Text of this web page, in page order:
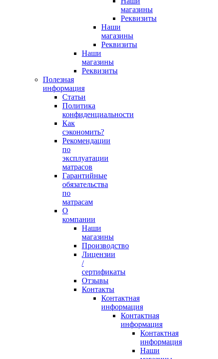
магазины
Реквизиты
Наши
магазины
Реквизиты
Наши
магазины
Реквизиты
Полезная
информация
Статьи
Политика
конфиденциальности
Как
сэкономить?
Рекомендации
по
эксплуатации
матрасов
Гарантийные
обязательства
по
матрасам
О
компании
Наши
магазины
Производство
Лицензии
/
сертификаты
Отзывы
Контакты
Контактная
информация
Контактная
информация
Контактная
информация
Наши